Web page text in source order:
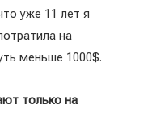
уже 11 лет я
на
меньше 1000$.
только на